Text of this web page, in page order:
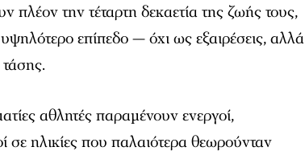
πλέον την τέταρτη δεκαετία της ζωής τους,
επίπεδο — όχι ως εξαιρέσεις, αλλά
αθλητές παραμένουν ενεργοί,
σε ηλικίες που παλαιότερα θεωρούνταν